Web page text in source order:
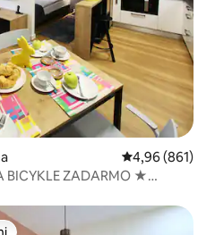
Priemerné
4,96 (861)
ZADARMO ★